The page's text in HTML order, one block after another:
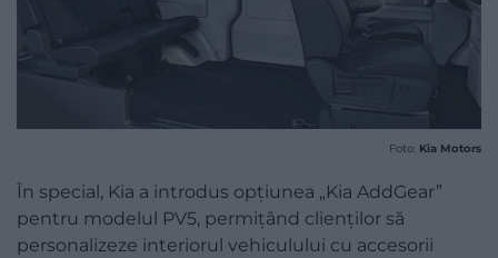
Foto: Kia Motors
În special, Kia a introdus opțiunea „Kia AddGear”
pentru modelul PV5, permițând clienților să
personalizeze interiorul vehiculului cu accesorii